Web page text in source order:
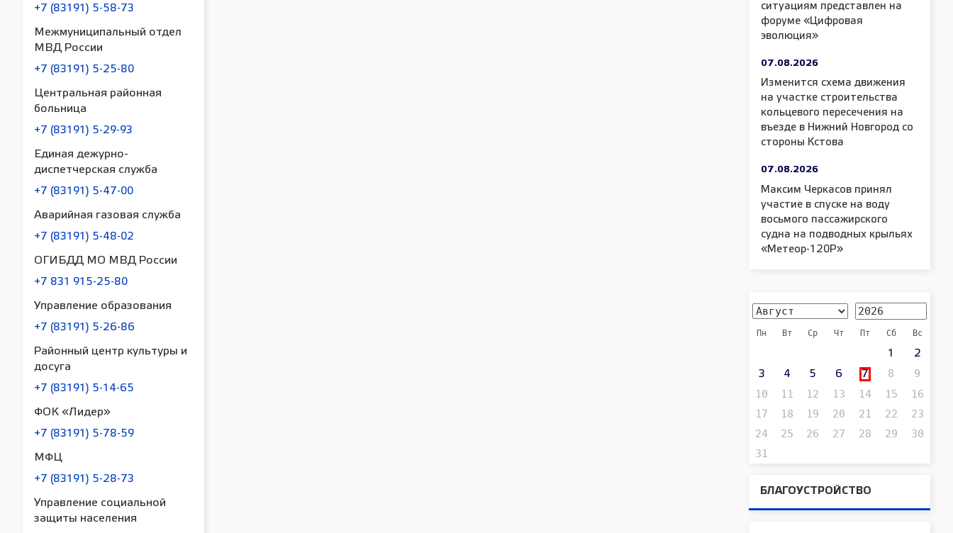
+7 (83191) 5-58-73
Межмуниципальный отдел
МВД России
+7 (83191) 5-25-80
Центральная районная
больница
+7 (83191) 5-29-93
Единая дежурно-
диспетчерская служба
+7 (83191) 5-47-00
Аварийная газовая служба
+7 (83191) 5-48-02
ОГИБДД МО МВД России
+7 831 915-25-80
Управление образования
+7 (83191) 5-26-86
Районный центр культуры и
досуга
+7 (83191) 5-14-65
ФОК «Лидер»
+7 (83191) 5-78-59
МФЦ
+7 (83191) 5-28-73
Управление социальной
защиты населения
ситуациям представлен на
форуме «Цифровая
эволюция»
07.08.2026
Изменится схема движения
на участке строительства
кольцевого пересечения на
въезде в Нижний Новгород со
стороны Кстова
07.08.2026
Максим Черкасов принял
участие в спуске на воду
восьмого пассажирского
судна на подводных крыльях
«Метеор-120Р»
Пн Вт Ср Чт Пт Сб Вс
1 2
3 4 5 6 7 8
9
10
11 12 13 14 15
16
17
18 19 20 21 22
23
24
25 26 27 28 29
30
31
БЛАГОУСТРОЙСТВО